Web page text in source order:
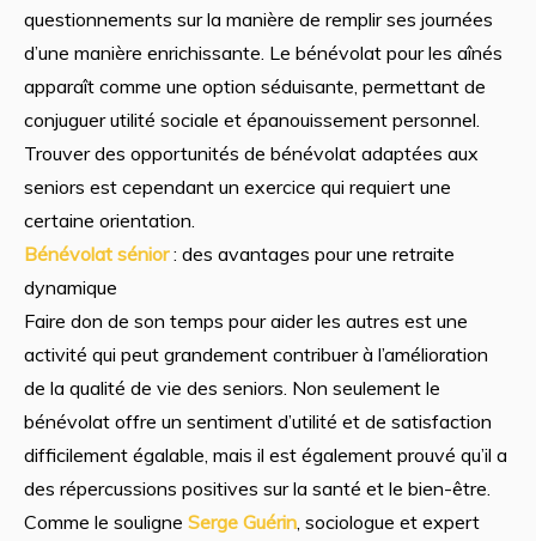
questionnements sur la manière de remplir ses journées
d’une manière enrichissante. Le bénévolat pour les aînés
apparaît comme une option séduisante, permettant de
conjuguer utilité sociale et épanouissement personnel.
Trouver des opportunités de bénévolat adaptées aux
seniors est cependant un exercice qui requiert une
certaine orientation.
Bénévolat sénior: des avantages pour une retraite
dynamique
Faire don de son temps pour aider les autres est une
activité qui peut grandement contribuer à l’amélioration
de la qualité de vie des seniors. Non seulement le
bénévolat offre un sentiment d’utilité et de satisfaction
difficilement égalable, mais il est également prouvé qu’il a
des répercussions positives sur la santé et le bien-être.
Comme le souligne Serge Guérin , sociologue et expert